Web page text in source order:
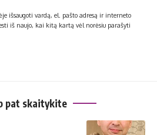
išsaugoti vardą, el. pašto adresą ir interneto
iš naujo, kai kitą kartą vėl norėsiu parašyti
pat skaitykite